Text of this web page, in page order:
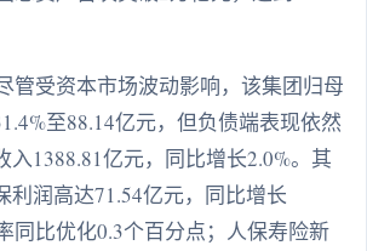
管受资本市场波动影响，该集团归母
至88.14亿元，但负债端表现依然
入1388.81亿元，同比增长2.0%。其
利润高达71.54亿元，同比增长
同比优化0.3个百分点；人保寿险新